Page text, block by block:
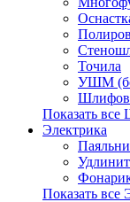
Точила
УШМ
Показать
Электрика
Показать все